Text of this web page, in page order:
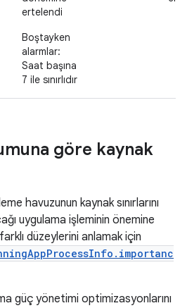
ertelendi
Boştayken
alarmlar:
Saat başına
7 ile sınırlıdır
göre kaynak
havuzunun kaynak sınırlarını
uygulama işleminin önemine
düzeylerini anlamak için
güç yönetimi optimizasyonlarını